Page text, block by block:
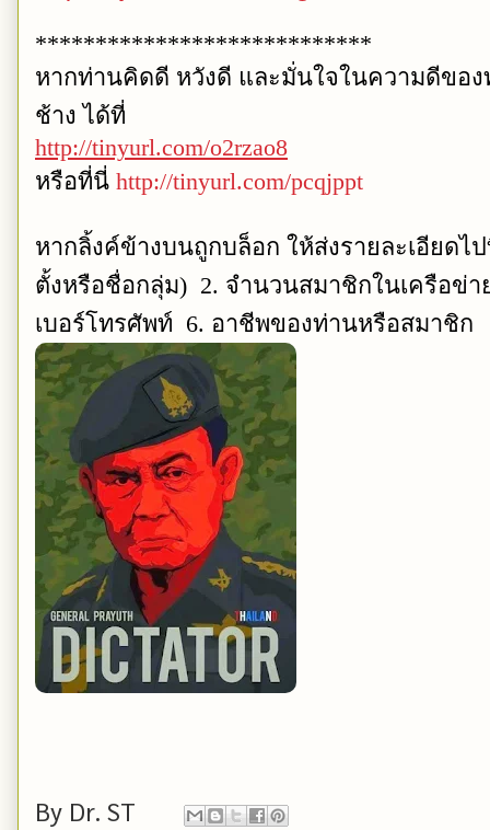
****************************
หากท่านคิดดี หวังดี และมั่นใจในความดีขอ
ช้าง ได้ที่
http://tinyurl.com/o2rzao8
หรือที่นี่ http://tinyurl.com/pcqjppt
หากลิ้งค์ข้างบนถูกบล็อก ให้ส่งรายละเอียดไ
ตั้งหรือชื่อกลุ่ม) 2. จำนวนสมาชิกในเครือข่า
เบอร์โทรศัพท์ 6. อาชีพของท่านหรือสมาชิก
By Dr. ST